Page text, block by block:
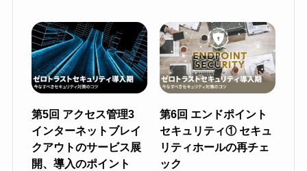
第5回 アクセス管理3
インターネットブレイ
クアウトのサービス展
開、導入のポイント
第6回 エンドポイント
セキュリティ① セキュ
リティホールの再チェ
ック